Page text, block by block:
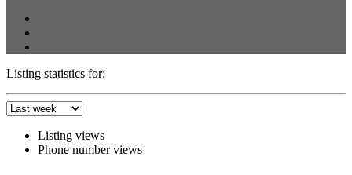
Listing statistics for:
Listing views
Phone number views